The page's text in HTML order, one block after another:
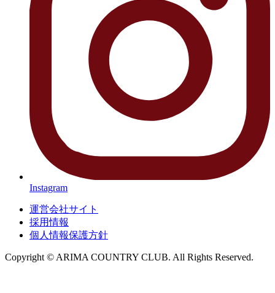
Instagram
運営会社サイト
採用情報
個人情報保護方針
Copyright © ARIMA COUNTRY CLUB. All Rights Reserved.